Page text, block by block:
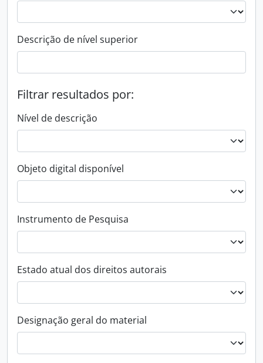
Descrição de nível superior
Filtrar resultados por:
Nível de descrição
Objeto digital disponível
Instrumento de Pesquisa
Estado atual dos direitos autorais
Designação geral do material